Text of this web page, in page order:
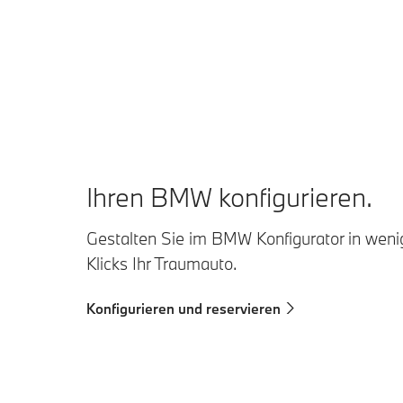
Ihren BMW konfigurieren.
Gestalten Sie im BMW Konfigurator in
Klicks Ihr Traumauto.
Konfigurieren und reservieren